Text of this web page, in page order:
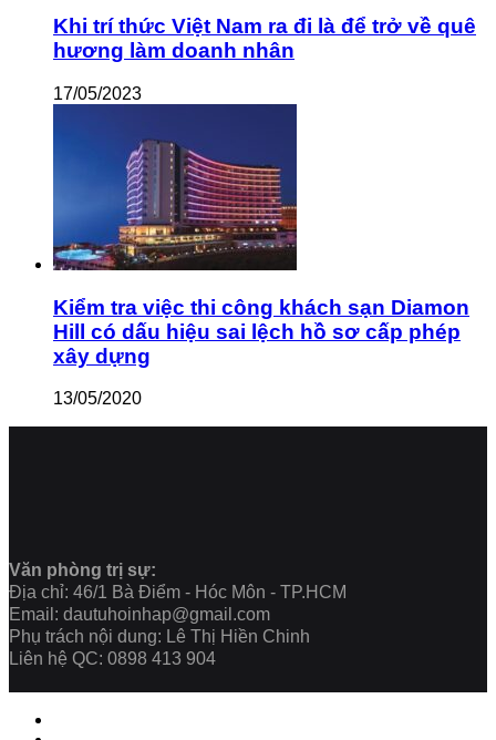
Khi trí thức Việt Nam ra đi là để trở về quê
hương làm doanh nhân
17/05/2023
Kiểm tra việc thi công khách sạn Diamon
Hill có dấu hiệu sai lệch hồ sơ cấp phép
xây dựng
13/05/2020
Văn phòng trị sự:
Địa chỉ: 46/1 Bà Điểm - Hóc Môn - TP.HCM
Email: dautuhoinhap@gmail.com
Phụ trách nội dung: Lê Thị Hiền Chinh
Liên hệ QC: 0898 413 904
Close